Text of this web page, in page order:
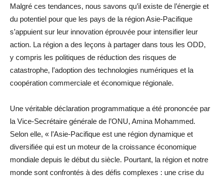
Malgré ces tendances, nous savons qu’il existe de l’énergie et
du potentiel pour que les pays de la région Asie-Pacifique
s’appuient sur leur innovation éprouvée pour intensifier leur
action. La région a des leçons à partager dans tous les ODD,
y compris les politiques de réduction des risques de
catastrophe, l’adoption des technologies numériques et la
coopération commerciale et économique régionale.
Une véritable déclaration programmatique a été prononcée par
la Vice-Secrétaire générale de l’ONU, Amina Mohammed.
Selon elle, « l’Asie-Pacifique est une région dynamique et
diversifiée qui est un moteur de la croissance économique
mondiale depuis le début du siècle. Pourtant, la région et notre
monde sont confrontés à des défis complexes : une crise du